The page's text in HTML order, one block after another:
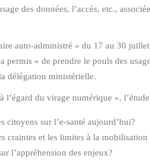
des données, l’accès, etc.,
auto-administré » du 17 au 30
« de prendre le pouls des
délégation ministérielle.
l’égard du virage numérique »,
citoyens sur l’e-santé aujourd’hui?
craintes et les limites à la
l’appréhension des enjeux?